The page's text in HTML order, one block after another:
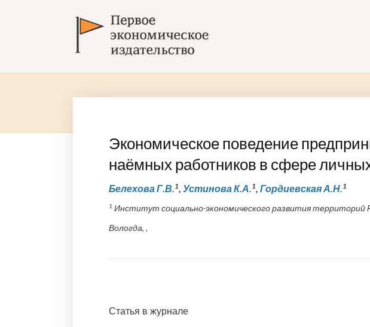
Экономическое поведение
наёмных работников в сфере
Белехова Г.В.1, Устинова К.А.1, Гордиевская А.Н.1
1 Институт социально-экономического развития территорий
Вологда, ,
Статья в журнале